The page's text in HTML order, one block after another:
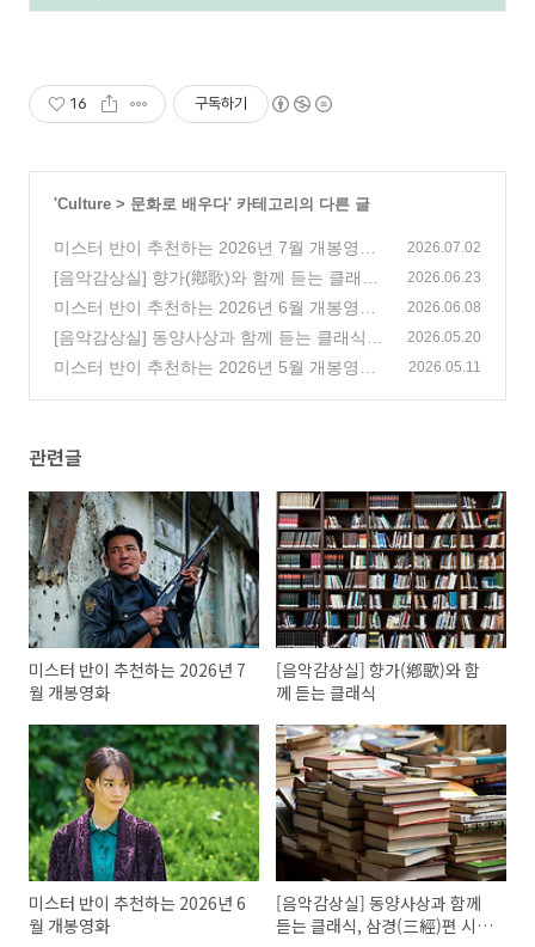
16 구독하기
'Culture > 문화로 배우다' 카테고리의 다른 글
미스터 반이 추천하는 2026년 7월 개봉영화
(198)
2026.07.02
[음악감상실] 향가(鄕歌)와 함께 듣는 클래식
(0)
2026.06.23
미스터 반이 추천하는 2026년 6월 개봉영화
(151)
2026.06.08
[음악감상실] 동양사상과 함께 듣는 클래식,
삼경(三經)편 시경, 서경, 역경
(1)
2026.05.20
미스터 반이 추천하는 2026년 5월 개봉영화 2026.05.11
관련글
미스터 반이 추천하는 2026년 7
월 개봉영화
[음악감상실] 향가(鄕歌)와 함
께 듣는 클래식
미스터 반이 추천하는 2026년 6
월 개봉영화
[음악감상실] 동양사상과 함께
듣는 클래식, 삼경(三經)편 시